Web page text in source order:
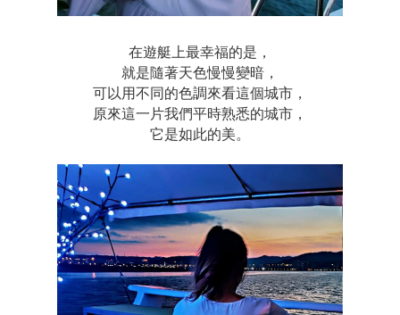
在遊艇上最幸福的是，
就是隨著天色慢慢變暗，
可以用不同的色調來看這個城市，
原來這一片我們平時熟悉的城市，
它是如此的美。